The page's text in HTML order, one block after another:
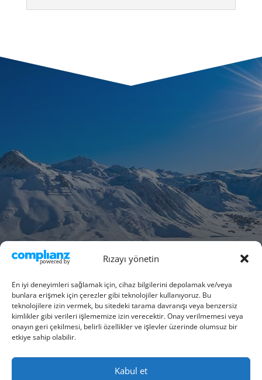
Rızayı yönetin
En iyi deneyimleri sağlamak için, cihaz bilgilerini depolamak ve/veya
bunlara erişmek için çerezler gibi teknolojiler kullanıyoruz. Bu
teknolojilere izin vermek, bu sitedeki tarama davranışı veya benzersiz
kimlikler gibi verileri işlememize izin verecektir. Onay verilmemesi veya
onayın geri çekilmesi, belirli özellikler ve işlevler üzerinde olumsuz bir
etkiye sahip olabilir.
Kabul et